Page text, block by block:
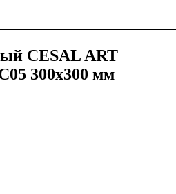
CESAL ART
300х300 мм